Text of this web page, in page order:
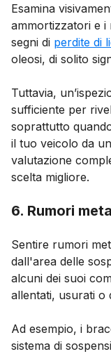
Esamina
ammortizzatori e i
segni di perdite di
oleosi, di solito
Tuttavia,
sufficiente per
soprattutto
il tuo veicolo da
valutazione
scelta migliore.
6. Rumori
Sentire rumori
dall'area delle
alcuni dei suoi
allentati, usurati o
Ad esempio, i
sistema di